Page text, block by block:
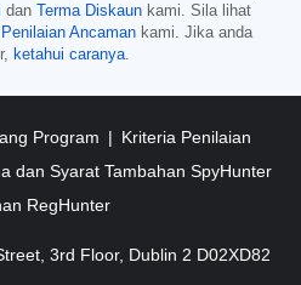
dan Terma Diskaun kami. Sila lihat
Ancaman kami. Jika anda
ketahui caranya.
Program
Kriteria Penilaian
dan Syarat Tambahan SpyHunter
RegHunter
3rd Floor, Dublin 2 D02XD82